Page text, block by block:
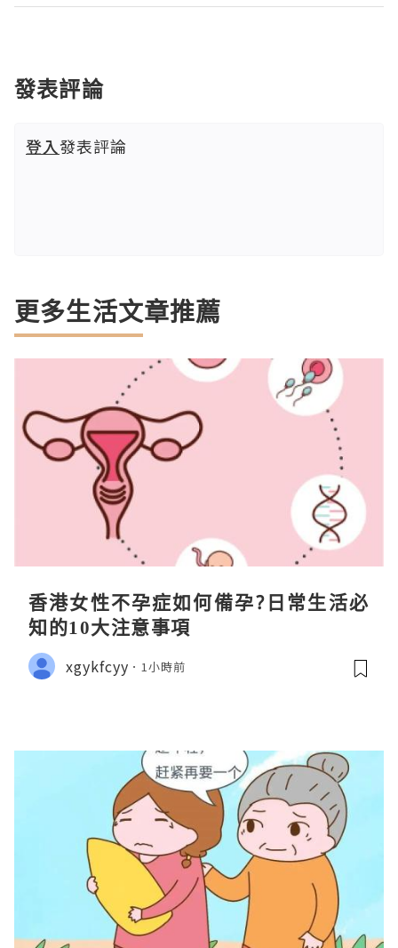
發表評論
登入發表評論
更多生活文章推薦
香港女性不孕症如何備孕?日常生活必
知的10大注意事項
xgykfcyy 1小時前